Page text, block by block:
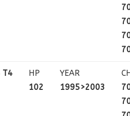
T4
HP
102
YEAR
1995>2003